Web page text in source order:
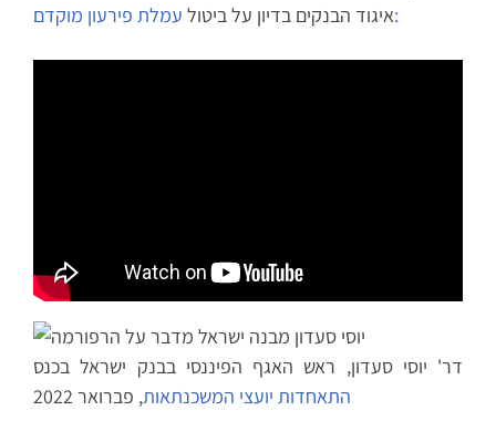
איגוד הבנקים בדיון על ביטולעמלת פירעון מוקדם:
דר' יוסי סעדון, ראש האגף הפיננסי בבנק ישראל בכנס
התאחדות יועצי המשכנתאות, פברואר 2022